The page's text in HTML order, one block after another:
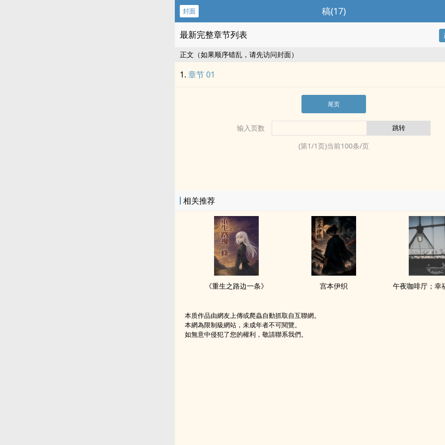
封面 稿(17)
最新完整章节列表
正文（如果顺序错乱，请先访问封面）
章节 01
尾页
输入页数
(第1/1页)当前100条/页
相关推荐
《重生之路边一条》 宫本伊织 午夜咖啡厅；幸
本质作品由網友上傳或爬蟲自動抓取自互聯網。
本網為限制級網站，未成年者不可閱覽。
如無意中侵犯了您的權利，敬請聯系我們。